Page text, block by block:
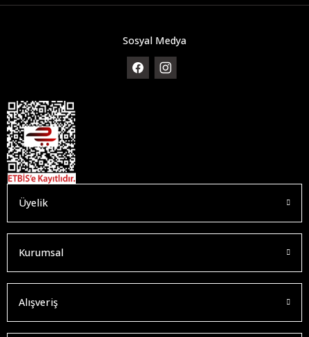
Sosyal Medya
Üyelik
Kurumsal
Alışveriş